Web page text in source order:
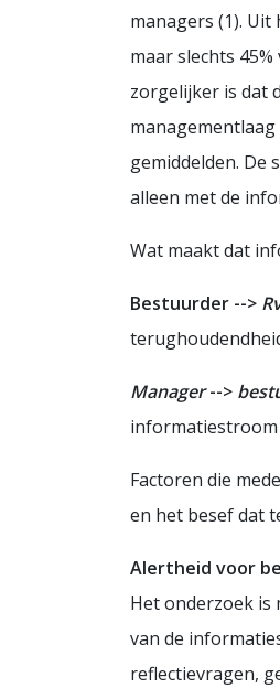
managers (1).
maar slechts
zorgelijker is dat
gemiddelden.
alleen met de
Wat maakt dat
Bestuurder -->
Manager-->
informatiestroom
Factoren die
en het besef dat
Alertheid voor
Het onderzoek is
van de
reflectievragen,